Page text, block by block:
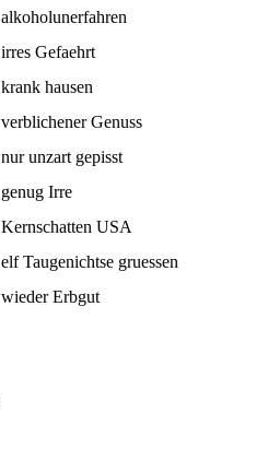
alkoholunerfahren
irres Gefaehrt
krank hausen
verblichener Genuss
nur unzart gepisst
genug Irre
Kernschatten USA
elf Taugenichtse gruessen
wieder Erbgut